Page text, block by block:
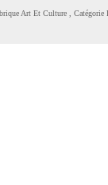
Art Et Culture, Catégorie